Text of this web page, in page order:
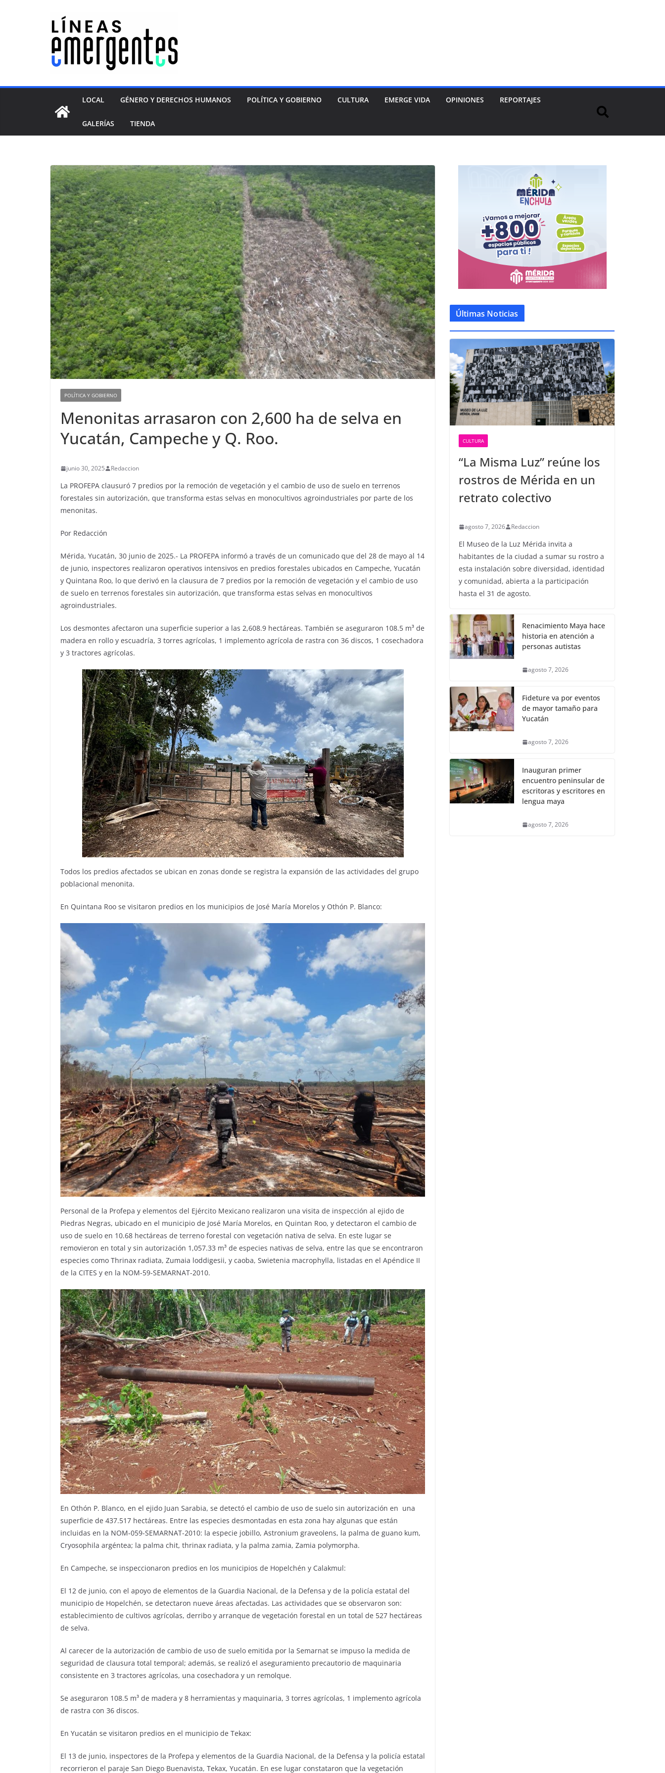
LOCAL GÉNERO Y DERECHOS HUMANOS POLÍTICA Y GOBIERNO CULTURA EMERGE VIDA OPINIONES REPORTAJES
GALERÍAS TIENDA
POLÍTICA Y GOBIERNO
Menonitas arrasaron con 2,600 ha de selva en
Yucatán, Campeche y Q. Roo.
junio 30, 2025 Redaccion
La PROFEPA clausuró 7 predios por la remoción de vegetación y el cambio de uso de suelo en terrenos
forestales sin autorización, que transforma estas selvas en monocultivos agroindustriales por parte de los
menonitas.
Por Redacción
Mérida, Yucatán, 30 junio de 2025.- La PROFEPA informó a través de un comunicado que del 28 de mayo al 14
de junio, inspectores realizaron operativos intensivos en predios forestales ubicados en Campeche, Yucatán
y Quintana Roo, lo que derivó en la clausura de 7 predios por la remoción de vegetación y el cambio de uso
de suelo en terrenos forestales sin autorización, que transforma estas selvas en monocultivos
agroindustriales.
Los desmontes afectaron una superficie superior a las 2,608.9 hectáreas. También se aseguraron 108.5 m³ de
madera en rollo y escuadría, 3 torres agrícolas, 1 implemento agrícola de rastra con 36 discos, 1 cosechadora
y 3 tractores agrícolas.
Todos los predios afectados se ubican en zonas donde se registra la expansión de las actividades del grupo
poblacional menonita.
En Quintana Roo se visitaron predios en los municipios de José María Morelos y Othón P. Blanco:
Personal de la Profepa y elementos del Ejército Mexicano realizaron una visita de inspección al ejido de
Piedras Negras, ubicado en el municipio de José María Morelos, en Quintan Roo, y detectaron el cambio de
uso de suelo en 10.68 hectáreas de terreno forestal con vegetación nativa de selva. En este lugar se
removieron en total y sin autorización 1,057.33 m³ de especies nativas de selva, entre las que se encontraron
especies como Thrinax radiata, Zumaia loddigesii, y caoba, Swietenia macrophylla, listadas en el Apéndice II
de la CITES y en la NOM-59-SEMARNAT-2010.
En Othón P. Blanco, en el ejido Juan Sarabia, se detectó el cambio de uso de suelo sin autorización en una
superficie de 437.517 hectáreas. Entre las especies desmontadas en esta zona hay algunas que están
incluidas en la NOM-059-SEMARNAT-2010: la especie jobillo, Astronium graveolens, la palma de guano kum,
Cryosophila argéntea; la palma chit, thrinax radiata, y la palma zamia, Zamia polymorpha.
En Campeche, se inspeccionaron predios en los municipios de Hopelchén y Calakmul:
El 12 de junio, con el apoyo de elementos de la Guardia Nacional, de la Defensa y de la policía estatal del
municipio de Hopelchén, se detectaron nueve áreas afectadas. Las actividades que se observaron son:
establecimiento de cultivos agrícolas, derribo y arranque de vegetación forestal en un total de 527 hectáreas
de selva.
Al carecer de la autorización de cambio de uso de suelo emitida por la Semarnat se impuso la medida de
seguridad de clausura total temporal; además, se realizó el aseguramiento precautorio de maquinaria
consistente en 3 tractores agrícolas, una cosechadora y un remolque.
Se aseguraron 108.5 m³ de madera y 8 herramientas y maquinaria, 3 torres agrícolas, 1 implemento agrícola
de rastra con 36 discos.
En Yucatán se visitaron predios en el municipio de Tekax:
El 13 de junio, inspectores de la Profepa y elementos de la Guardia Nacional, de la Defensa y la policía estatal
recorrieron el paraje San Diego Buenavista, Tekax, Yucatán. En ese lugar constataron que la vegetación
Últimas Noticias
CULTURA
“La Misma Luz” reúne los
rostros de Mérida en un
retrato colectivo
agosto 7, 2026 Redaccion
El Museo de la Luz Mérida invita a
habitantes de la ciudad a sumar su rostro a
esta instalación sobre diversidad, identidad
y comunidad, abierta a la participación
hasta el 31 de agosto.
Renacimiento Maya hace
historia en atención a
personas autistas
agosto 7, 2026
Fideture va por eventos
de mayor tamaño para
Yucatán
agosto 7, 2026
Inauguran primer
encuentro peninsular de
escritoras y escritores en
lengua maya
agosto 7, 2026